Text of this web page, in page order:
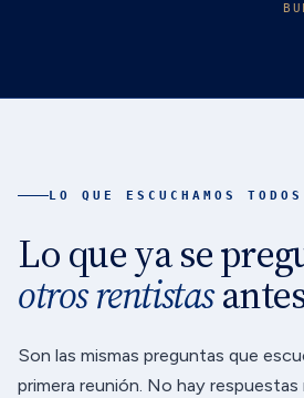
LO QUE ESCUCHAMOS
Lo que ya se
otros rentistas
Son las mismas preguntas que
primera reunión. No hay